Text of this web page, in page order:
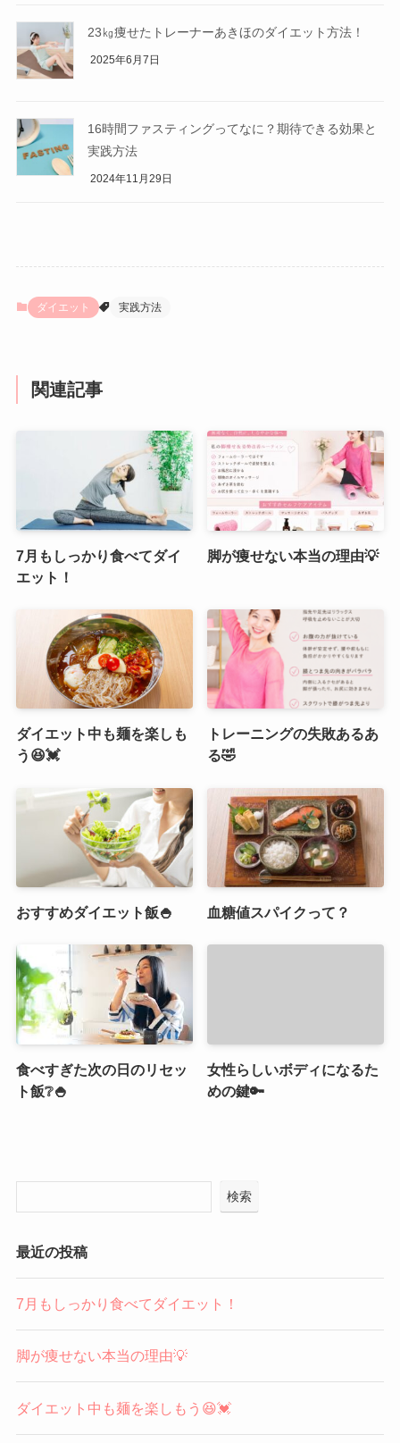
23㎏痩せたトレーナーあきほのダイエット方法！
2025年6月7日
16時間ファスティングってなに？期待できる効果と
実践方法
2024年11月29日
ダイエット 実践方法
関連記事
7月もしっかり食べてダイ
エット！
脚が痩せない本当の理由💡
ダイエット中も麺を楽しも
う😆💓
トレーニングの失敗あるあ
る🤣
おすすめダイエット飯🍚 血糖値スパイクって？
食べすぎた次の日のリセッ
ト飯❔🍚
女性らしいボディになるた
めの鍵🔑
検索
最近の投稿
7月もしっかり食べてダイエット！
脚が痩せない本当の理由💡
ダイエット中も麺を楽しもう😆💓